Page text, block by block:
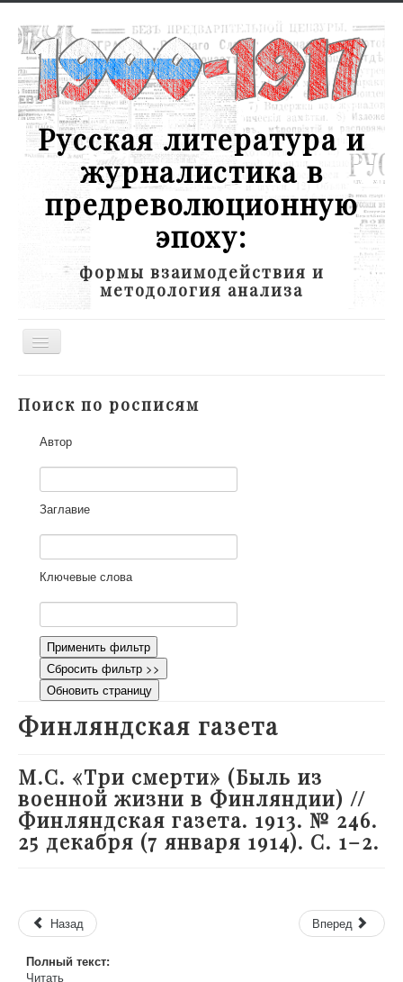
Русская литература и
журналистика в
предреволюционную
эпоху:
формы взаимодействия и
методология анализа
Toggle
Участники
Научная работа
Как работать с сайтом
Контакты
Поиск по росписям
Автор
Заглавие
Ключевые слова
Применить фильтр
Сбросить фильтр >>
Обновить страницу
Финляндская газета
М.С. «Три смерти» (Быль из
военной жизни в Финляндии) //
Финляндская газета. 1913. № 246.
25 декабря (7 января 1914). С. 1–2.
Назад Вперед
Полный текст:
Читать